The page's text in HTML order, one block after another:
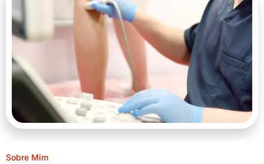
Sobre Mim